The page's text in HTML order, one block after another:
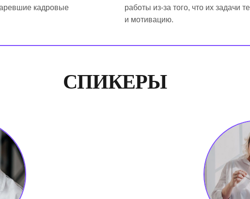
кадровые
работы из-за того, что их задачи
и мотивацию.
СПИКЕРЫ